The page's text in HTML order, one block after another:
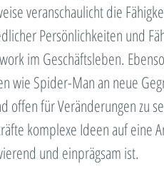
veranschaulicht die
Persönlichkeiten und
im Geschäftsleben.
wie Spider-Man an neue
offen für Veränderungen zu
komplexe Ideen auf eine
und einprägsam ist.